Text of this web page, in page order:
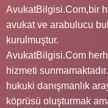
AvukatBilgisi.Com,bir
avukat ve arabulucu
kurulmuştur.
AvukatBilgisi.Com
hizmeti
hukuki danışmanlık
köprüsü oluşturmak